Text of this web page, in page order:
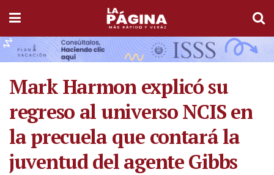
Mark Harmon explicó su
regreso al universo NCIS en
la precuela que contará la
juventud del agente Gibbs